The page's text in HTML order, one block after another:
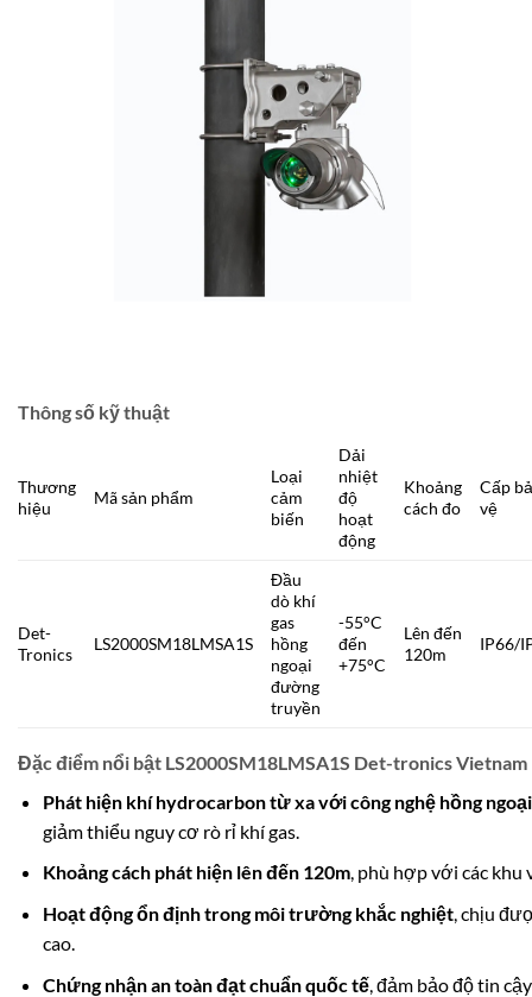
Thông số kỹ thuật
Thương
hiệu
Mã sản phẩm
Loại
cảm
biến
Dải
nhiệt
độ
hoạt
động
Khoảng
cách đo
Cấp
vệ
Det-
Tronics
LS2000SM18LMSA1S
Đầu
dò khí
gas
hồng
ngoại
đường
truyền
-55°C
đến
+75°C
Lên đến
120m
IP66/
Đặc điểm nổi bật LS2000SM18LMSA1S Det-tronics Vietnam
Phát hiện khí hydrocarbon từ xa với công nghệ hồng
giảm thiểu nguy cơ rò rỉ khí gas.
Khoảng cách phát hiện lên đến 120m, phù hợp với các khu
Hoạt động ổn định trong môi trường khắc nghiệt, chịu
cao.
Chứng nhận an toàn đạt chuẩn quốc tế, đảm bảo độ tin